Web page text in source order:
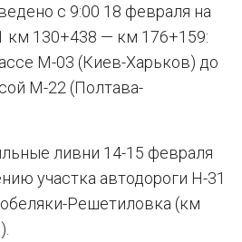
с 9:00 18 февраля на
км 130+438 — км 176+159:
М-03 (Киев-Харьков) до
М-22 (Полтава-
ливни 14-15 февраля
участка автодороги Н-31
Решетиловка (км